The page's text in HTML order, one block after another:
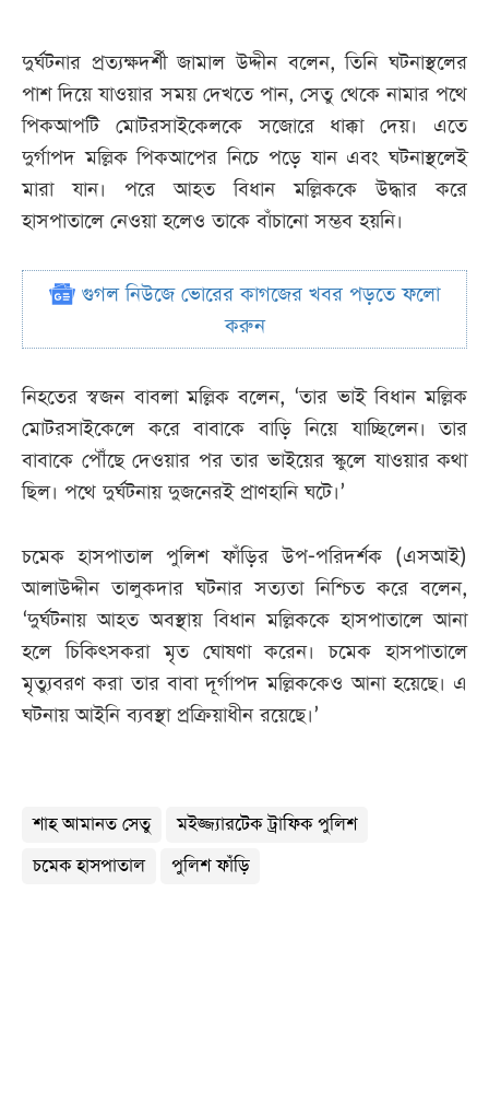
দুর্ঘটনার প্রত্যক্ষদর্শী জামাল উদ্দীন বলেন, তিনি ঘটনাস্থলের
পাশ দিয়ে যাওয়ার সময় দেখতে পান, সেতু থেকে নামার পথে
পিকআপটি মোটরসাইকেলকে সজোরে ধাক্কা দেয়। এতে
দুর্গাপদ মল্লিক পিকআপের নিচে পড়ে যান এবং ঘটনাস্থলেই
মারা যান। পরে আহত বিধান মল্লিককে উদ্ধার করে
হাসপাতালে নেওয়া হলেও তাকে বাঁচানো সম্ভব হয়নি।
গুগল নিউজে ভোরের কাগজের খবর পড়তে ফলো
করুন
নিহতের স্বজন বাবলা মল্লিক বলেন, ‘তার ভাই বিধান মল্লিক
মোটরসাইকেলে করে বাবাকে বাড়ি নিয়ে যাচ্ছিলেন। তার
বাবাকে পৌঁছে দেওয়ার পর তার ভাইয়ের স্কুলে যাওয়ার কথা
ছিল। পথে দুর্ঘটনায় দুজনেরই প্রাণহানি ঘটে।’
চমেক হাসপাতাল পুলিশ ফাঁড়ির উপ-পরিদর্শক (এসআই)
আলাউদ্দীন তালুকদার ঘটনার সত্যতা নিশ্চিত করে বলেন,
‘দুর্ঘটনায় আহত অবস্থায় বিধান মল্লিককে হাসপাতালে আনা
হলে চিকিৎসকরা মৃত ঘোষণা করেন। চমেক হাসপাতালে
মৃত্যুবরণ করা তার বাবা দূর্গাপদ মল্লিককেও আনা হয়েছে। এ
ঘটনায় আইনি ব্যবস্থা প্রক্রিয়াধীন রয়েছে।’
শাহ আমানত সেতু
মইজ্জ্যারটেক ট্রাফিক পুলিশ
চমেক হাসপাতাল
পুলিশ ফাঁড়ি